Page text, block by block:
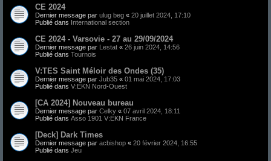
CE 2024
Dernier message par ulug beg « 20 juillet 2024, 17:10
Publié dans International section
CE 2024 - Varsovie - 27 au 29/09/2024
Dernier message par Lestat « 26 juin 2024, 14:56
Publié dans Tournois
V:TES Saint Méloir des Ondes (35)
Dernier message par Jub35 « 01 mai 2024, 17:03
Publié dans V:EKN Nord-Ouest
[CA 2024] Nouveau bureau
Dernier message par Celky « 07 avril 2024, 18:11
Publié dans Asso 1901 V:EKN France
[Deck] Dark Times
Dernier message par acbishop « 20 février 2024, 16:55
Publié dans Jeu